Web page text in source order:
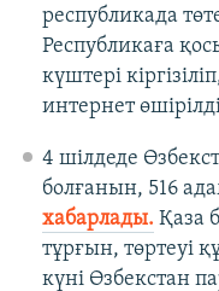
республикада
Республикаға
күштері
интернет
4 шілдеде
болғанын, 516
хабарлады. Қаза
тұрғын, төртеуі
күні Өзбекстан